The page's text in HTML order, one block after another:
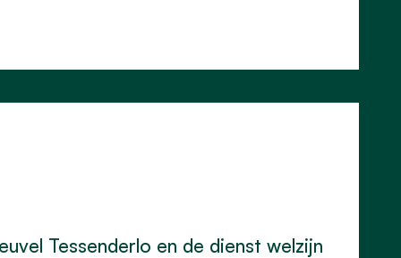
Tessenderlo en de dienst welzijn